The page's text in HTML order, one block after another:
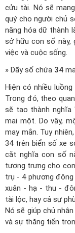
cửu tài. Nó sẽ
quý cho người chủ
năng hóa dữ thành
sở hữu con số này,
việc và cuộc sống.
» Dãy số chứa 34
Hiện có nhiều
Trong đó, theo
sẽ tạo thành
mai một. Do vậy,
may mắn. Tuy
34 trên biển số xe
cắt nghĩa con số
tượng trưng cho
trụ - 4 phương
xuân - hạ - thu -
tài lộc, hay cả sự
Nó sẽ giúp chủ
và sự thăng tiến